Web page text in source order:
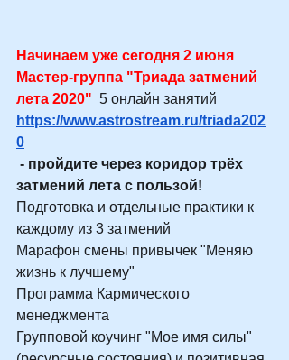
Начинаем уже сегодня 2 июня
Мастер-группа "Триада затмений
лета 2020" 5 онлайн занятий
https://www.astrostream.ru/triada202
0
затмений лета с пользой!
Подготовка и отдельные практики к
каждому из 3 затмений
Марафон смены привычек "Меняю
жизнь к лучшему"
Программа Кармического
менеджмента
Групповой коучинг "Мое имя силы"